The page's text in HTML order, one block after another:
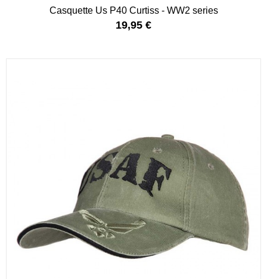
Casquette Us P40 Curtiss - WW2 series
19,95 €